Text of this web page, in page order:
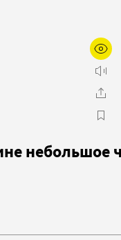
небольшое